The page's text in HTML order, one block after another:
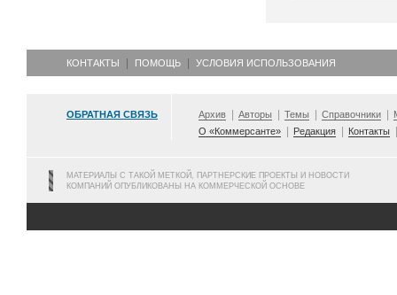
КОНТАКТЫ ПОМОЩЬ УСЛОВИЯ ИСПОЛЬЗОВАНИЯ
ОБРАТНАЯ СВЯЗЬ Архив Авторы Темы Справочники
О «Коммерсанте»
Редакция Контакты
МАТЕРИАЛЫ С ТАКОЙ МЕТКОЙ, ПАРТНЕРСКИЕ ПРОЕКТЫ И НОВОСТИ
КОМПАНИЙ ОПУБЛИКОВАНЫ НА КОММЕРЧЕСКОЙ ОСНОВЕ